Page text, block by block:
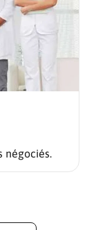
négociés.